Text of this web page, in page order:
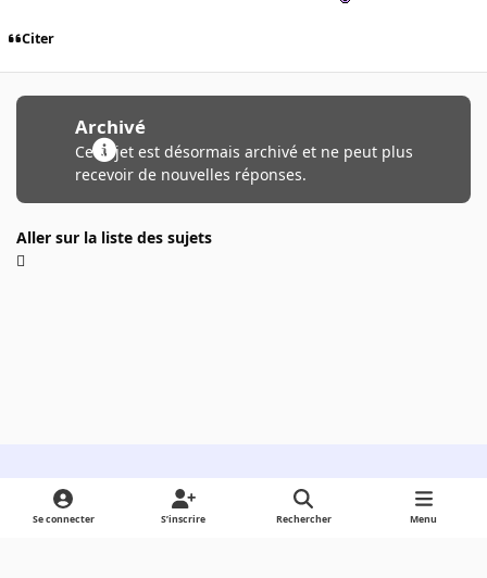
Citer
Archivé
Ce sujet est désormais archivé et ne peut plus
recevoir de nouvelles réponses.
Aller sur la liste des sujets
Light ModeDark ModeSystem Preference
Se connecter S’inscrire Rechercher Menu